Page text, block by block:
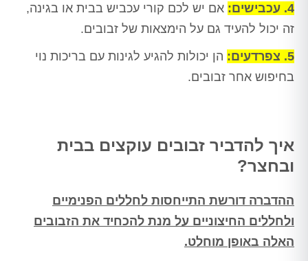
4. עכבישים:
אם יש לכם קורי עכביש בבית או בגינה,
זה יכול להעיד גם על הימצאות של זבובים.
5. צפרדעים:
הן יכולות להגיע לגינות עם בריכות נוי
בחיפוש אחר זבובים.
איך להדביר זבובים עוקצים בבית
ובחצר?
ההדברה דורשת התייחסות לחללים הפנימיים
ולחללים החיצוניים על מנת להכחיד את הזבובים
האלה באופן מוחלט.